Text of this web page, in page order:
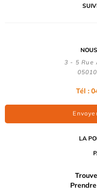
3 - 5 Rue
Tél :
LA